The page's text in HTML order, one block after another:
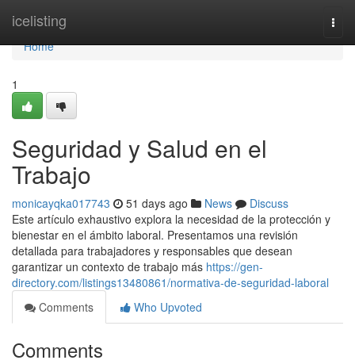
icelisting
Home
Home
1
Seguridad y Salud en el
Trabajo
monicayqka017743 51 days ago News
Discuss
Este artículo exhaustivo explora la necesidad de la protección y
bienestar en el ámbito laboral. Presentamos una revisión
detallada para trabajadores y responsables que desean
garantizar un contexto de trabajo más https://gen-
directory.com/listings13480861/normativa-de-seguridad-laboral
Comments
Who Upvoted
Comments